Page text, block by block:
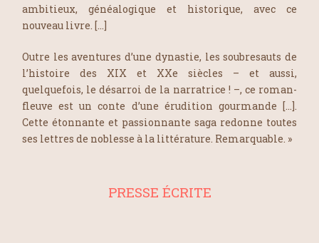
ambitieux, généalogique et historique, avec ce
nouveau livre. […]
Outre les aventures d’une dynastie, les soubresauts de
l’histoire des XIX et XXe siècles – et aussi,
quelquefois, le désarroi de la narratrice ! –, ce roman-
fleuve est un conte d’une érudition gourmande […].
Cette étonnante et passionnante saga redonne toutes
ses lettres de noblesse à la littérature. Remarquable. »
PRESSE ÉCRITE